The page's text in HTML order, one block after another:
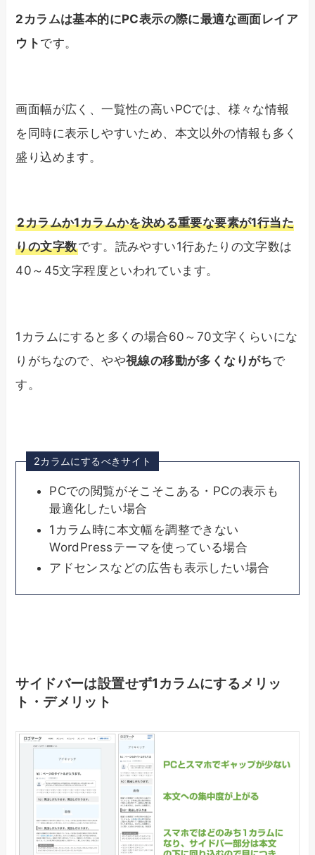
2カラムは基本的にPC表示の際に最適な画面レイア
ウト です。
画面幅が広く、一覧性の高いPCでは、様々な情報
を同時に表示しやすいため、本文以外の情報も多く
盛り込めます。
2カラムか1カラムかを決める重要な要素が1行当た
りの文字数です。読みやすい1行あたりの文字数は
40～45文字程度といわれています。
1カラムにすると多くの場合60～70文字くらいにな
りがちなので、やや視線の移動が多くなりがちで
す。
2カラムにするべきサイト
PCでの閲覧がそこそこある・PCの表示も
最適化したい場合
1カラム時に本文幅を調整できない
WordPressテーマを使っている場合
アドセンスなどの広告も表示したい場合
サイドバーは設置せず1カラムにするメリッ
ト・デメリット